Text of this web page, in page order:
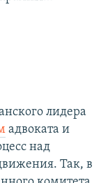
лидера
адвоката и
над
Так, в